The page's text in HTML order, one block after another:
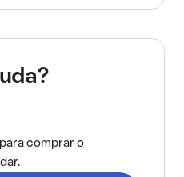
para comprar o